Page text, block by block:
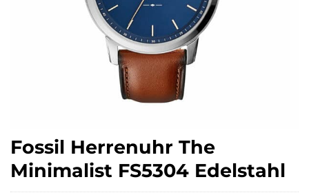
Fossil Herrenuhr The
Minimalist FS5304 Edelstahl